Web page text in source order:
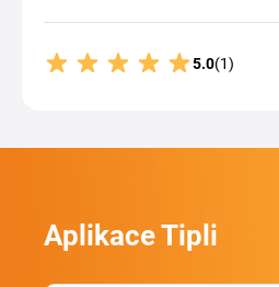
5.0(1)
Aplikace Tipli